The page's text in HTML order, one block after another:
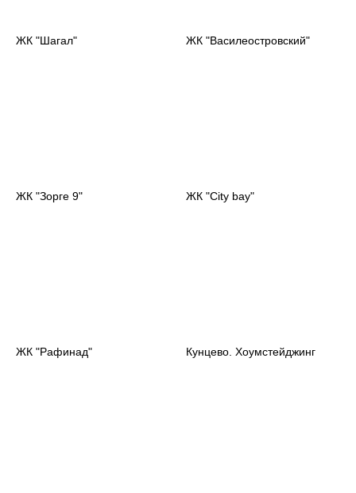
ЖК "Шагал" ЖК "Василеостровский"
ЖК "Зорге 9" ЖК "City bay"
ЖК "Рафинад" Кунцево. Хоумстейджинг